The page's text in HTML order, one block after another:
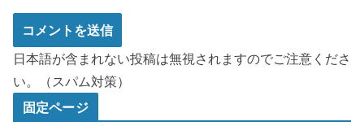
日本語が含まれない投稿は無視されますのでご注意くださ
い。（スパム対策）
固定ページ